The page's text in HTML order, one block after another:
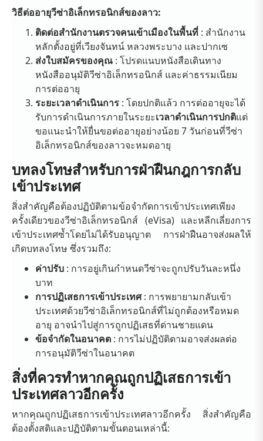
วิธีต่ออายุวีซ่าอิเล็กทรอนิกส์ของลาว:
ติดต่อสำนักงานตรวจคนเข้าเมืองในพื้นที่ : สำนักงาน
หลักตั้งอยู่ที่เวียงจันทน์ หลวงพระบาง และปากเซ
ส่งใบสมัครของคุณ : โปรดแนบหนังสือเดินทาง
หนังสืออนุมัติวีซ่าอิเล็กทรอนิกส์ และค่าธรรมเนียม
การต่ออายุ
ระยะเวลาดำเนินการ : โดยปกติแล้ว การต่ออายุจะได้
รับการดำเนินการภายในระยะเวลาดำเนินการปกติแต่
ขอแนะนำให้ยื่นขอต่ออายุอย่างน้อย 7 วันก่อนที่วีซ่า
อิเล็กทรอนิกส์ของลาวจะหมดอายุ
บทลงโทษสำหรับการฝ่าฝืนกฎการกลับ
เข้าประเทศ
สิ่งสำคัญคือต้องปฏิบัติตามข้อจำกัดการเข้าประเทศเพียง
ครั้งเดียวของวีซ่าอิเล็กทรอนิกส์ (eVisa) และหลีกเลี่ยงการ
เข้าประเทศซ้ำโดยไม่ได้รับอนุญาต การฝ่าฝืนอาจส่งผลให้
เกิดบทลงโทษ ซึ่งรวมถึง:
ค่าปรับ : การอยู่เกินกำหนดวีซ่าจะถูกปรับวันละหนึ่ง
บาท
การปฏิเสธการเข้าประเทศ: การพยายามกลับเข้า
ประเทศด้วยวีซ่าอิเล็กทรอนิกส์ที่ไม่ถูกต้องหรือหมด
อายุ อาจนำไปสู่การถูกปฏิเสธที่ด่านชายแดน
ข้อจำกัดในอนาคต : การไม่ปฏิบัติตามอาจส่งผลต่อ
การอนุมัติวีซ่าในอนาคต
สิ่งที่ควรทำหากคุณถูกปฏิเสธการเข้า
ประเทศลาวอีกครั้ง
หากคุณถูกปฏิเสธการเข้าประเทศลาวอีกครั้ง สิ่งสำคัญคือ
ต้องตั้งสติและปฏิบัติตามขั้นตอนเหล่านี้: